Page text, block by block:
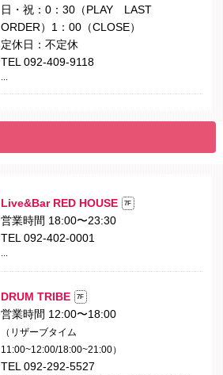
日・祝：0：30（PLAY LAST
ORDER）1：00（CLOSE）
定休日：不定休
TEL 092-409-9118
Live&Bar RED HOUSE 7F
営業時間 18:00〜23:30
TEL 092-402-0001
DRUM TRIBE 7F
営業時間 12:00〜18:00
（リザーブタイム
11:00~12:00/18:00~21:00）
TEL 092-292-5527